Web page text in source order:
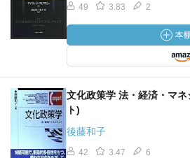
するアカウンタビリティ等を備え
スが必要となる。
の面から支える一つの可能性とし
れている。具体的には地域通貨の導
バンクなどの新たな地域金融システ
げられている。
49 3.83 2
文化政策学 法・経済・マ
ト)
後藤和子
42 3.47 6